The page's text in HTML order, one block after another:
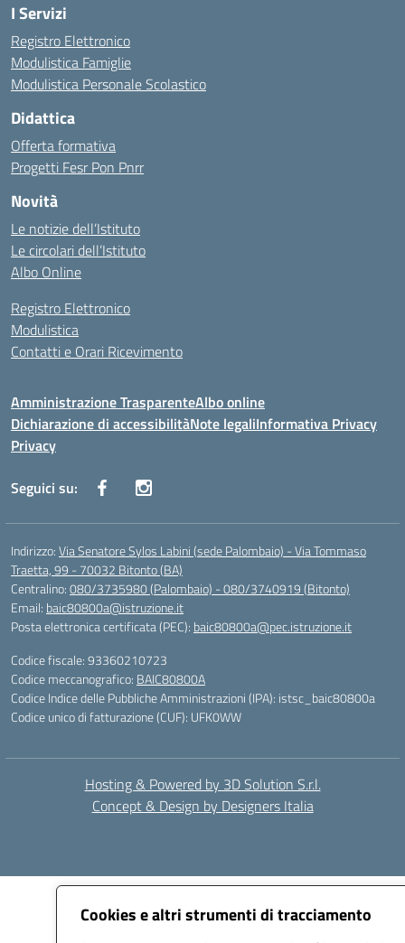
Cookies e altri strumenti di tracciamento
I Servizi
Registro Elettronico
Modulistica Famiglie
Modulistica Personale Scolastico
Didattica
Offerta formativa
Progetti Fesr Pon Pnrr
Novità
Le notizie dell’Istituto
Le circolari dell’Istituto
Albo Online
Registro Elettronico
Modulistica
Contatti e Orari Ricevimento
Amministrazione TrasparenteAlbo online
Dichiarazione di accessibilitàNote legaliInformativa Privacy
Privacy
Seguici su:
Indirizzo:Via Senatore Sylos Labini (sede Palombaio) - Via Tommaso
Traetta, 99 - 70032 Bitonto (BA)
Centralino:080/3735980 (Palombaio) - 080/3740919 (Bitonto)
Email: baic80800a@istruzione.it
Posta elettronica certificata (PEC): baic80800a@pec.istruzione.it
Codice fiscale: 93360210723
Codice meccanografico: BAIC80800A
Codice Indice delle Pubbliche Amministrazioni (IPA): istsc_baic80800a
Codice unico di fatturazione (CUF): UFK0WW
Hosting & Powered by 3D Solution S.r.l.
Concept & Design by Designers Italia